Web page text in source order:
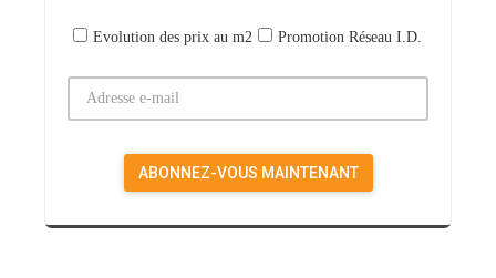
Evolution des prix au m2 Promotion Réseau I.D.